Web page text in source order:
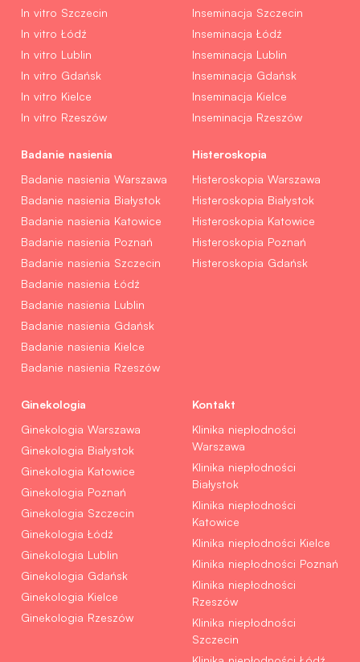
In vitro Szczecin
In vitro Łódź
In vitro Lublin
In vitro Gdańsk
In vitro Kielce
In vitro Rzeszów
Inseminacja Szczecin
Inseminacja Łódź
Inseminacja Lublin
Inseminacja Gdańsk
Inseminacja Kielce
Inseminacja Rzeszów
Badanie nasienia
Badanie nasienia Warszawa
Badanie nasienia Białystok
Badanie nasienia Katowice
Badanie nasienia Poznań
Badanie nasienia Szczecin
Badanie nasienia Łódź
Badanie nasienia Lublin
Badanie nasienia Gdańsk
Badanie nasienia Kielce
Badanie nasienia Rzeszów
Histeroskopia
Histeroskopia Warszawa
Histeroskopia Białystok
Histeroskopia Katowice
Histeroskopia Poznań
Histeroskopia Gdańsk
Ginekologia
Ginekologia Warszawa
Ginekologia Białystok
Ginekologia Katowice
Ginekologia Poznań
Ginekologia Szczecin
Ginekologia Łódź
Ginekologia Lublin
Ginekologia Gdańsk
Ginekologia Kielce
Ginekologia Rzeszów
Kontakt
Klinika niepłodności
Warszawa
Klinika niepłodności
Białystok
Klinika niepłodności
Katowice
Klinika niepłodności Kielce
Klinika niepłodności Poznań
Klinika niepłodności
Rzeszów
Klinika niepłodności
Szczecin